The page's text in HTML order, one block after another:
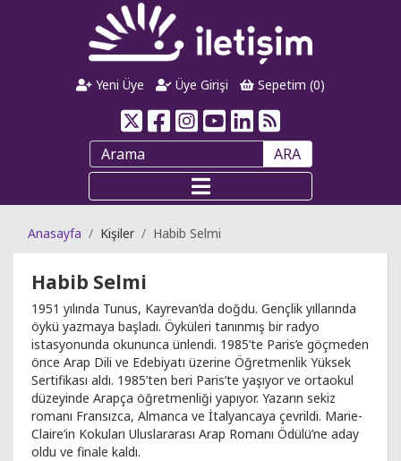
Yeni Üye Üye Girişi Sepetim (0)
ARA
Anasayfa Kişiler Habib Selmi
Habib Selmi
1951 yılında Tunus, Kayrevan’da doğdu. Gençlik yıllarında
öykü yazmaya başladı. Öyküleri tanınmış bir radyo
istasyonunda okununca ünlendi. 1985’te Paris’e göçmeden
önce Arap Dili ve Edebiyatı üzerine Öğretmenlik Yüksek
Sertifikası aldı. 1985’ten beri Paris’te yaşıyor ve ortaokul
düzeyinde Arapça öğretmenliği yapıyor. Yazarın sekiz
romanı Fransızca, Almanca ve İtalyancaya çevrildi. Marie-
Claire’in Kokuları Uluslararası Arap Romanı Ödülü’ne aday
oldu ve finale kaldı.